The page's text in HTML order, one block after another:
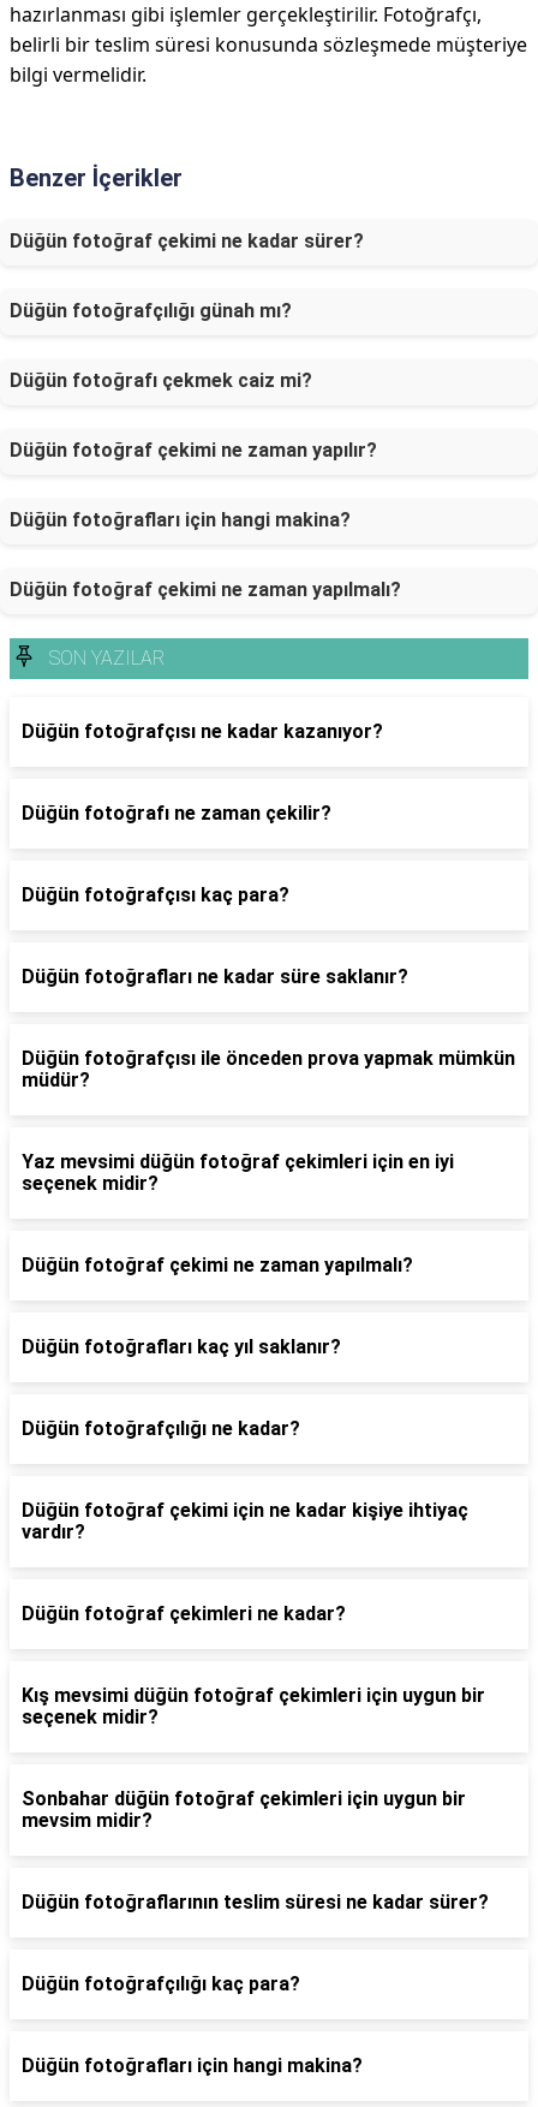
hazırlanması gibi işlemler gerçekleştirilir. Fotoğrafçı,
belirli bir teslim süresi konusunda sözleşmede müşteriye
bilgi vermelidir.
Benzer İçerikler
Düğün fotoğraf çekimi ne kadar sürer?
Düğün fotoğrafçılığı günah mı?
Düğün fotoğrafı çekmek caiz mi?
Düğün fotoğraf çekimi ne zaman yapılır?
Düğün fotoğrafları için hangi makina?
Düğün fotoğraf çekimi ne zaman yapılmalı?
SON YAZILAR
Düğün fotoğrafçısı ne kadar kazanıyor?
Düğün fotoğrafı ne zaman çekilir?
Düğün fotoğrafçısı kaç para?
Düğün fotoğrafları ne kadar süre saklanır?
Düğün fotoğrafçısı ile önceden prova yapmak mümkün
müdür?
Yaz mevsimi düğün fotoğraf çekimleri için en iyi
seçenek midir?
Düğün fotoğraf çekimi ne zaman yapılmalı?
Düğün fotoğrafları kaç yıl saklanır?
Düğün fotoğrafçılığı ne kadar?
Düğün fotoğraf çekimi için ne kadar kişiye ihtiyaç
vardır?
Düğün fotoğraf çekimleri ne kadar?
Kış mevsimi düğün fotoğraf çekimleri için uygun bir
seçenek midir?
Sonbahar düğün fotoğraf çekimleri için uygun bir
mevsim midir?
Düğün fotoğraflarının teslim süresi ne kadar sürer?
Düğün fotoğrafçılığı kaç para?
Düğün fotoğrafları için hangi makina?